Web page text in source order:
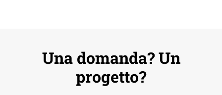
Una domanda? Un
progetto?